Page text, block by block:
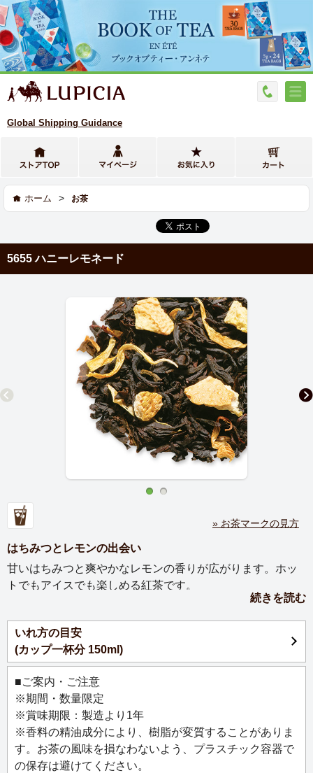
Global Shipping Guidance
ホーム > お茶
5655 ハニーレモネード
» お茶マークの見方
はちみつとレモンの出会い
甘いはちみつと爽やかなレモンの香りが広がります。ホッ
トでもアイスでも楽しめる紅茶です。
フレッシュレモンの爽やかな香りとはちみつの甘さが日本
でも大人気の、アメリカの伝統ドリンク「レモネード」を
イメージしたお茶。
さまざまな種類の紅茶をブレンドした、甘みがありながら
もすっきりとした風味がレモンとはちみつの香りを際立た
せます。
夏場にはキンキンに冷やしたアイスティーが特に絶品。冬
場にはホットレモネードを思わせるホットティーでぜひお
楽しみください。
続きを読む
いれ方の目安
(カップ一杯分 150ml)
■ご案内・ご注意
※期間・数量限定
※賞味期限：製造より1年
※香料の精油成分により、樹脂が変質することがありま
す。お茶の風味を損なわないよう、プラスチック容器で
の保存は避けてください。